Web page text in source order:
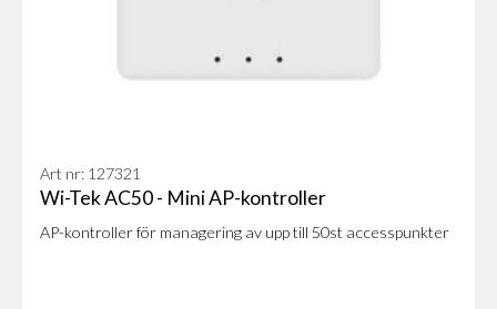
Art nr: 127321
Wi-Tek AC50 - Mini AP-kontroller
AP-kontroller för managering av upp till 50st accesspunkter